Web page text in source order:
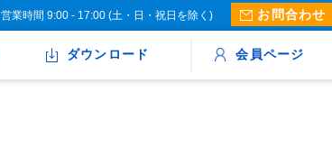
営業時間 9:00 - 17:00 (土・日・祝日を除く) お問合わせ
ダウンロード 会員ページ